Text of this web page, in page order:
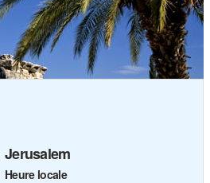
Jerusalem
Heure locale